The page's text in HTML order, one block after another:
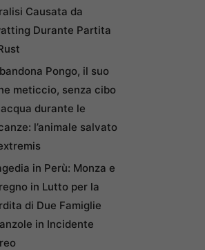
Causata da
Durante Partita
Pongo, il suo
meticcio, senza cibo
durante le
l’animale salvato
in Perù: Monza e
in Lutto per la
di Due Famiglie
in Incidente